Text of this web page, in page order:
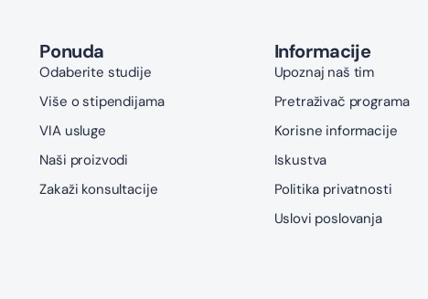
Ponuda
Odaberite studije
Više o stipendijama
VIA usluge
Naši proizvodi
Zakaži konsultacije
Informacije
Upoznaj naš tim
Pretraživač programa
Korisne informacije
Iskustva
Politika privatnosti
Uslovi poslovanja